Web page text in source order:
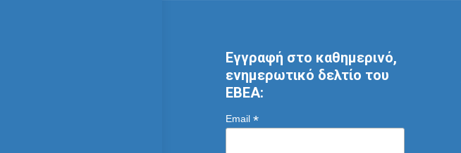
Εγγραφή στο καθημερινό,
ενημερωτικό δελτίο του
ΕΒΕΑ:
Email *